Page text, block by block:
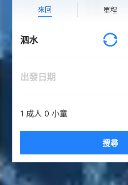
來回 單程
泗水
出發日期
1 成人 0 小童
搜尋